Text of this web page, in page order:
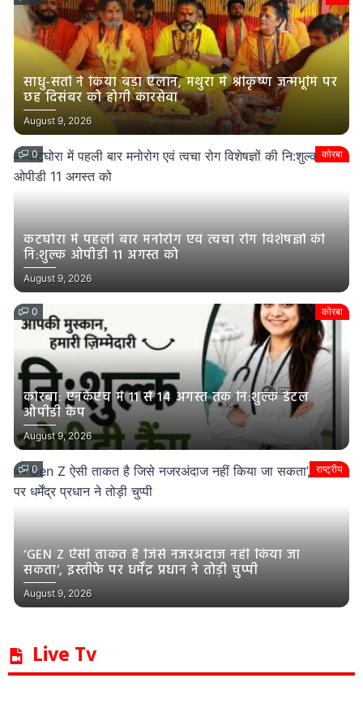
साधु-संतों ने किया बड़ा एलान, मथुरा में श्रीकृष्ण जन्मभूमि पर
छह दिसंबर को होगी कारसेवा
August 9, 2026
0 कोरबा
कटघोरा में पहली बार मनोरोग एवं त्वचा रोग विशेषज्ञों की
नि:शुल्क ओपीडी 11 अगस्त को
August 9, 2026
0 कोरबा
कोरबा: एनकेएच में 11 से 14 अगस्त तक नि:शुल्क डेंटल
ओपीडी कैंप
August 9, 2026
0 राष्ट्रीय
‘GEN Z ऐसी ताकत है जिसे नजरअंदाज नहीं किया जा
सकता’, इस्तीफे पर धर्मेंद्र प्रधान ने तोड़ी चुप्पी
August 9, 2026
Live Tv